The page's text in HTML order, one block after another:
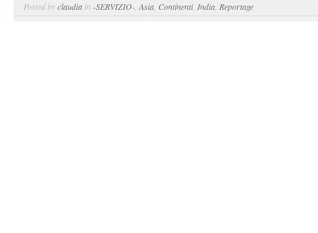
Posted byclaudia in -SERVIZIO- Asia Continenti, India Reportage